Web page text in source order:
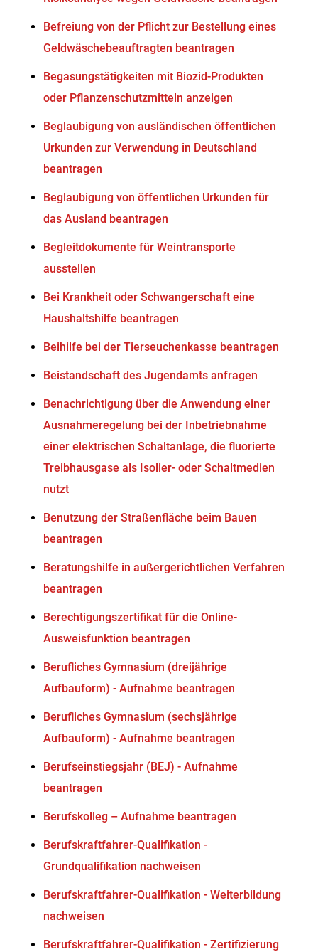
Befreiung von der Pflicht zur Bestellung eines
Geldwäschebeauftragten beantragen
Begasungstätigkeiten mit Biozid-Produkten
oder Pflanzenschutzmitteln anzeigen
Beglaubigung von ausländischen öffentlichen
Urkunden zur Verwendung in Deutschland
beantragen
Beglaubigung von öffentlichen Urkunden für
das Ausland beantragen
Begleitdokumente für Weintransporte
ausstellen
Bei Krankheit oder Schwangerschaft eine
Haushaltshilfe beantragen
Beihilfe bei der Tierseuchenkasse beantragen
Beistandschaft des Jugendamts anfragen
Benachrichtigung über die Anwendung einer
Ausnahmeregelung bei der Inbetriebnahme
einer elektrischen Schaltanlage, die fluorierte
Treibhausgase als Isolier- oder Schaltmedien
nutzt
Benutzung der Straßenfläche beim Bauen
beantragen
Beratungshilfe in außergerichtlichen Verfahren
beantragen
Berechtigungszertifikat für die Online-
Ausweisfunktion beantragen
Berufliches Gymnasium (dreijährige
Aufbauform) - Aufnahme beantragen
Berufliches Gymnasium (sechsjährige
Aufbauform) - Aufnahme beantragen
Berufseinstiegsjahr (BEJ) - Aufnahme
beantragen
Berufskolleg – Aufnahme beantragen
Berufskraftfahrer-Qualifikation -
Grundqualifikation nachweisen
Berufskraftfahrer-Qualifikation - Weiterbildung
nachweisen
Berufskraftfahrer-Qualifikation - Zertifizierung